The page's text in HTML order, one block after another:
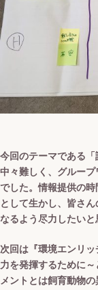
今回のテーマである
中々難しく、グルー
でした。情報提供の
として生かし、皆さ
なるよう尽力したいと
次回は『環境エンリ
力を発揮するために
メントとは飼育動物